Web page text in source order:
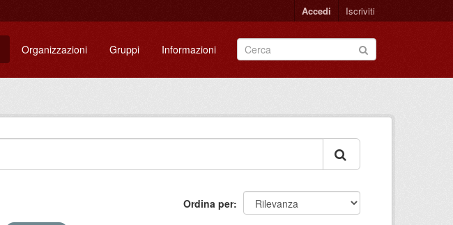
Accedi Iscriviti
Organizzazioni Gruppi Informazioni
Ordina per